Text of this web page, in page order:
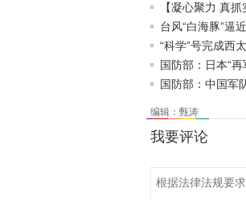
【凝心聚力 真
局】抢占制高点..
台风“白海豚”逼
“科学”号完成西
国防部：日本“
真正威胁
国防部：中国军
编辑：甄涛